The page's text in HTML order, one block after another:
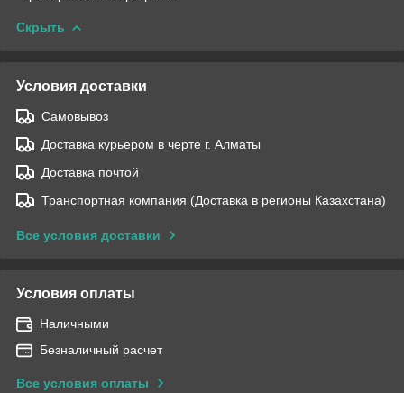
Скрыть
Условия доставки
Самовывоз
Доставка курьером в черте г. Алматы
Доставка почтой
Транспортная компания (Доставка в регионы Казахстана)
Все условия доставки
Условия оплаты
Наличными
Безналичный расчет
Все условия оплаты